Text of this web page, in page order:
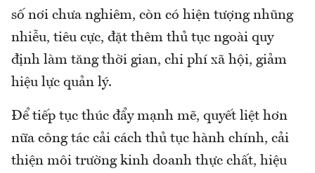
số nơi chưa nghiêm, còn có hiện tượng nhũng
nhiễu, tiêu cực, đặt thêm thủ tục ngoài quy
định làm tăng thời gian, chi phí xã hội, giảm
hiệu lực quản lý.
Để tiếp tục thúc đẩy mạnh mẽ, quyết liệt hơn
nữa công tác cải cách thủ tục hành chính, cải
thiện môi trường kinh doanh thực chất, hiệu